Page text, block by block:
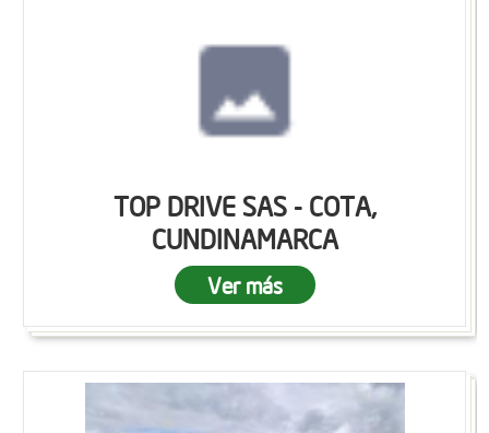
TOP DRIVE SAS - COTA,
CUNDINAMARCA
Ver más